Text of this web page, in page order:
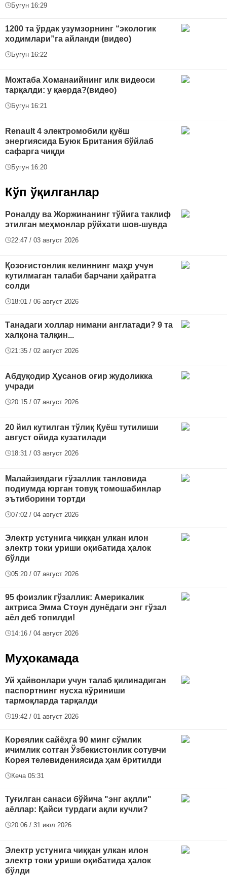
Бугун 16:29
1200 та ўрдак узумзорнинг “экологик
ходимлари”га айланди (видео)
Бугун 16:22
Можтаба Хоманаийнинг илк видеоси
тарқалди: у қаерда?(видео)
Бугун 16:21
Renault 4 электромобили қуёш
энергиясида Буюк Британия бўйлаб
сафарга чиқди
Бугун 16:20
Кўп ўқилганлар
Роналду ва Жоржинанинг тўйига таклиф
этилган меҳмонлар рўйхати шов-шувда
22:47 / 03 август 2026
Қозоғистонлик келиннинг маҳр учун
кутилмаган талаби барчани ҳайратга
солди
18:01 / 06 август 2026
Танадаги холлар нимани англатади? 9 та
халқона талқин...
21:35 / 02 август 2026
Абдуқодир Ҳусанов оғир жудоликка
учради
20:15 / 07 август 2026
20 йил кутилган тўлиқ Қуёш тутилиши
август ойида кузатилади
18:31 / 03 август 2026
Малайзиядаги гўзаллик танловида
подиумда юрган товуқ томошабинлар
эътиборини тортди
07:02 / 04 август 2026
Электр устунига чиққан улкан илон
электр токи уриши оқибатида ҳалок
бўлди
05:20 / 07 август 2026
95 фоизлик гўзаллик: Америкалик
актриса Эмма Стоун дунёдаги энг гўзал
аёл деб топилди!
14:16 / 04 август 2026
Муҳокамада
Уй ҳайвонлари учун талаб қилинадиган
паспортнинг нусха кўриниши
тармоқларда тарқалди
19:42 / 01 август 2026
Кореялик сайёҳга 90 минг сўмлик
ичимлик сотган Ўзбекистонлик сотувчи
Корея телевидениясида ҳам ёритилди
Кеча 05:31
Туғилган санаси бўйича "энг ақлли"
аёллар: Қайси турдаги ақли кучли?
20:06 / 31 июл 2026
Электр устунига чиққан улкан илон
электр токи уриши оқибатида ҳалок
бўлди